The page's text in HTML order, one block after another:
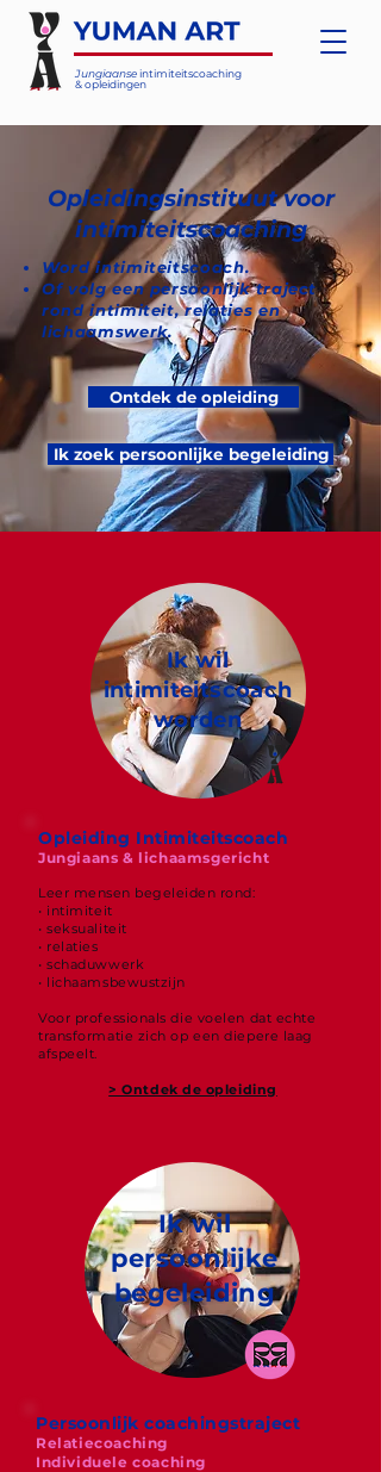
Jungiaanseintimiteitscoaching
& opleidingen
Opleidingsinstituut voor
intimiteitscoaching
Word intimiteitscoach.
Of volg een persoonlijk traject
rond intimiteit, relaties en
lichaamswerk.
Ontdek de opleiding
Ik zoek persoonlijke begeleiding
Ik wil
intimiteitscoach
worden
Opleiding Intimiteitscoach
Jungiaans & lichaamsgericht
Leer mensen begeleiden rond:
• intimiteit
• seksualiteit
• relaties
• schaduwwerk
• lichaamsbewustzijn
Voor professionals die voelen dat echte
transformatie zich op een diepere laag
afspeelt.
> Ontdek de opleiding
Ik wil
persoonlijke
begeleiding
Persoonlijk coachingstraject
Relatiecoaching
Individuele coaching